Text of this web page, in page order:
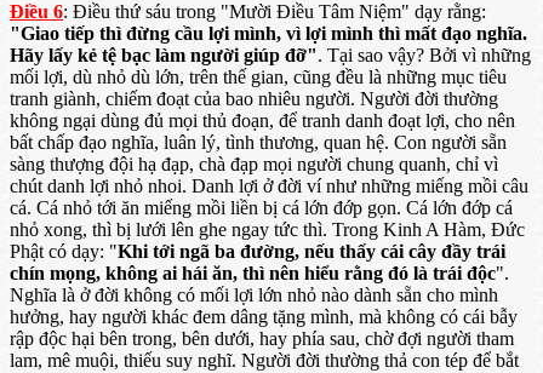
Điều 6: Điều thứ sáu trong "Mười Điều Tâm Niệm" dạy rằng:
"Giao tiếp thì đừng cầu lợi mình, vì lợi mình thì mất đạo nghĩa.
Hãy lấy kẻ tệ bạc làm người giúp đỡ". Tại sao vậy? Bởi vì những
mối lợi, dù nhỏ dù lớn, trên thế gian, cũng đều là những mục tiêu
tranh giành, chiếm đoạt của bao nhiêu người. Người đời thường
không ngại dùng đủ mọi thủ đoạn, để tranh danh đoạt lợi, cho nên
bất chấp đạo nghĩa, luân lý, tình thương, quan hệ. Con người sẵn
sàng thượng đội hạ đạp, chà đạp mọi người chung quanh, chỉ vì
chút danh lợi nhỏ nhoi. Danh lợi ở đời ví như những miếng mồi câu
cá. Cá nhỏ tới ăn miếng mồi liền bị cá lớn đớp gọn. Cá lớn đớp cá
nhỏ xong, thì bị lưới lên ghe ngay tức thì. Trong Kinh A Hàm, Đức
Phật có dạy: "Khi tới ngã ba đường, nếu thấy cái cây đầy trái
chín mọng, không ai hái ăn, thì nên hiểu rằng đó là trái độc".
Nghĩa là ở đời không có mối lợi lớn nhỏ nào dành sẵn cho mình
hưởng, hay người khác đem dâng tặng mình, mà không có cái bẫy
rập độc hại bên trong, bên dưới, hay phía sau, chờ đợi người tham
lam, mê muội, thiếu suy nghĩ. Người đời thường thả con tép để bắt